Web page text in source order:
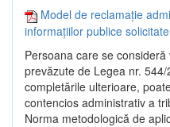
Model de reclamație
informațiilor publice solicitate
Persoana care se
prevăzute de Legea nr.
completările ulterioare,
contencios administrativ a
Norma metodologică de